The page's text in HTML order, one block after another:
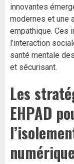
innovantes
modernes et une
empathique. Ces
l’interaction
santé mentale
et sécurisant.
Les
EHPAD
numérique